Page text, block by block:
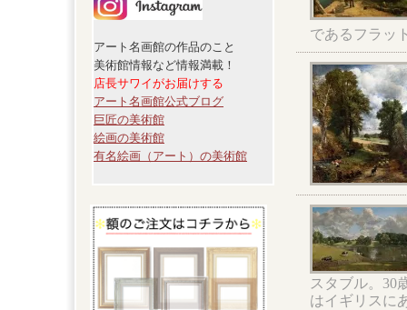
アート名画館の作品のこと
美術館情報など情報満載！
店長サワイがお届けする
アート名画館公式ブログ
巨匠の美術館
絵画の美術館
有名絵画（アート）の美術館
であるフラッ
スタブル。30
はイギリスに